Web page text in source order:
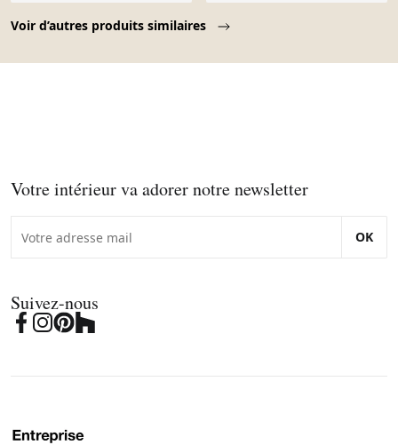
Voir d’autres produits similaires
Votre intérieur va adorer notre newsletter
OK
Suivez-nous